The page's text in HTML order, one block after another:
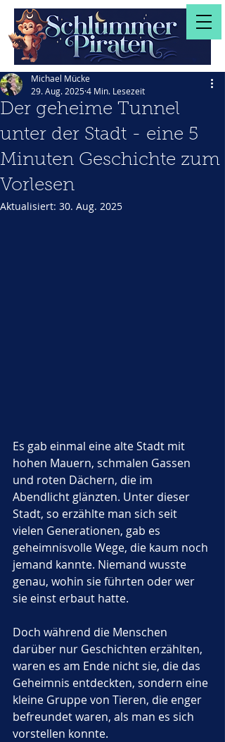
Der geheime Tunnel
unter der Stadt - eine 5
Minuten Geschichte zum
Vorlesen
Michael Mücke
29. Aug. 20254 Min. Lesezeit
Aktualisiert: 30. Aug. 2025
Es gab einmal eine alte Stadt mit
hohen Mauern, schmalen Gassen
und roten Dächern, die im
Abendlicht glänzten. Unter dieser
Stadt, so erzählte man sich seit
vielen Generationen, gab es
geheimnisvolle Wege, die kaum noch
jemand kannte. Niemand wusste
genau, wohin sie führten oder wer
sie einst erbaut hatte.
Doch während die Menschen
darüber nur Geschichten erzählten,
waren es am Ende nicht sie, die das
Geheimnis entdeckten, sondern eine
kleine Gruppe von Tieren, die enger
befreundet waren, als man es sich
vorstellen konnte.